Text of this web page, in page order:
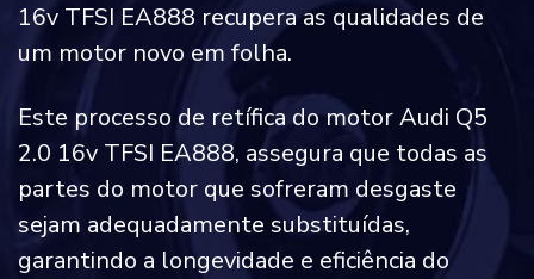
16v TFSI EA888 recupera as qualidades de
um motor novo em folha.
Este processo de retífica do motor Audi Q5
2.0 16v TFSI EA888, assegura que todas as
partes do motor que sofreram desgaste
sejam adequadamente substituídas,
garantindo a longevidade e eficiência do